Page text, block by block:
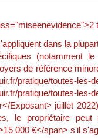
dans la
(notamment le
de référence
pratique/
pratique/toutes-
Exposant> juillet
le propriétaire peut
000 €</span> s'il